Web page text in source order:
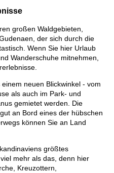
großen Waldgebieten,
der sich durch die
Wenn Sie hier Urlaub
Wanderschuhe mitnehmen,
neuen Blickwinkel - vom
als auch im Park- und
gemietet werden. Die
an Bord eines der hübschen
können Sie an Land
größtes
mehr als das, denn hier
Kreuzottern,